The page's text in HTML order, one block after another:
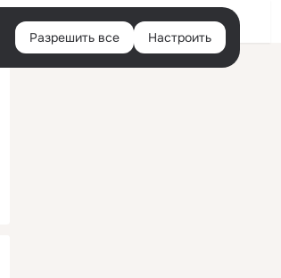
Войти
Разрешить все Настроить